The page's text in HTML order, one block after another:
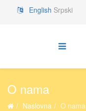
English Srpski
O nama
Naslovna O nama